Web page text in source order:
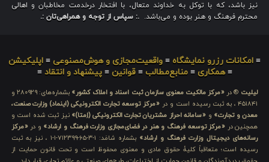
نیز باشد، که با توکل به خداوند متعال، با افتخار درخدمت مخاطبان و اهالی
محترم فرهنگ و هنر بوده و می‌باشد. .: سپاس از توجه و همراهی‌تان :.
≡ امکانات رزرو نمایشگاه ≡ واقعیت‌مجازی و هوش‌مصنوعی ≡ اپلیکیشن
≡همکاری ≡منابع‌مطالب ≡قوانین ≡پیشنهاد و انتقاد ≡
لیلیت ® در «مرکز مالکیت معنوی سازمان ثبت اسناد و املاک کشور»
بشماره‌های: ۲۸۰۹۲۹ و
۴۵۱۸۴۱ ، به ثبت رسیده است و در
«مرکز توسعه تجارت الکترونیکی (اینماد) وزارت صنعت،
معدن و تجارت» و «سامانه احراز مشتریان تجارت الکترونیکی (اِمتا)» نیز ثبت شده است و
همچنین در «مرکز توسعه فرهنگ و هنر در فضای‌مجازی وزارت فرهنگ و ارشاد» و در«مرکز
رسانه‌های دیجیتال وزارت فرهنگ و ارشاد»
بشماره شامَد: ۱-۳-۶۵-۷۱۲۳۹۹-۱-۱ ، نیز به ثبت
رسیده است؛ متعاقباً کلیهٔ حقوق مادی و معنوی محفوظ است و تحت قانون حمایت از